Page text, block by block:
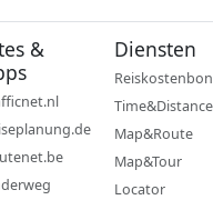
&
Diensten
Reiskostenbon
Time&Distance
Map&Route
Map&Tour
Locator